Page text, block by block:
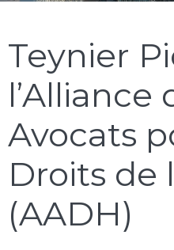
Teynier
l’Alliance
Avocats
Droits de
(AADH)